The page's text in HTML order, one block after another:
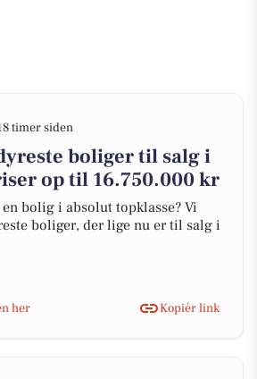
timer siden
boliger til salg i
op til 16.750.000 kr
bolig i absolut topklasse? Vi
boliger, der lige nu er til salg i
her
Kopiér link